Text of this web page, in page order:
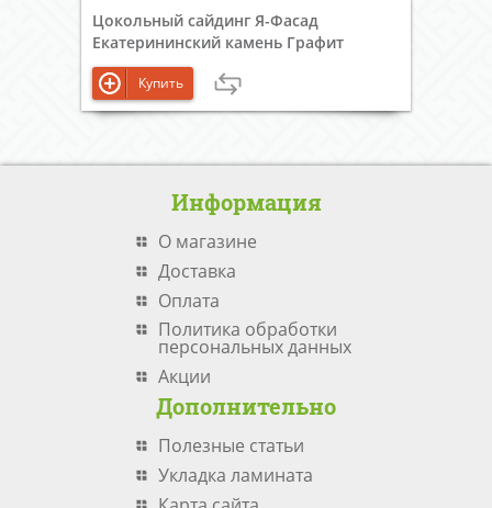
Цокольный сайдинг Я-Фасад
Екатерининский камень Графит
Купить
Информация
О магазине
Доставка
Оплата
Политика обработки
персональных данных
Акции
Дополнительно
Полезные статьи
Укладка ламината